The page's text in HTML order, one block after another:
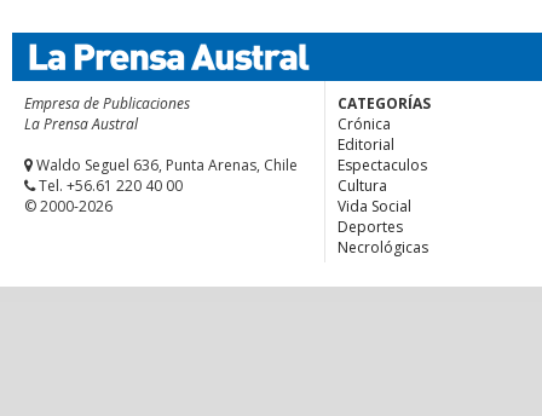
Empresa de Publicaciones
La Prensa Austral
Waldo Seguel 636, Punta Arenas, Chile
Tel. +56.61 220 40 00
© 2000-2026
CATEGORÍAS
Crónica
Editorial
Espectaculos
Cultura
Vida Social
Deportes
Necrológicas